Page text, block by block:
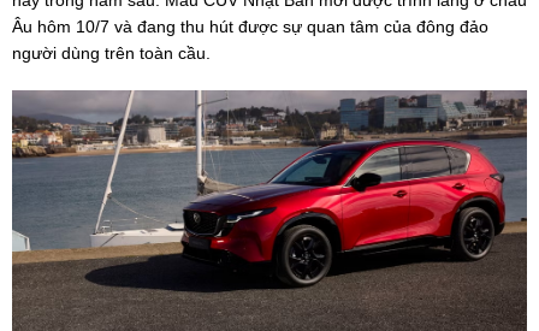
Âu hôm 10/7 và đang thu hút được sự quan tâm của đông đảo
người dùng trên toàn cầu.